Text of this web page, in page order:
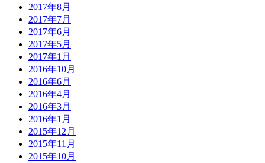
2017年8月
2017年7月
2017年6月
2017年5月
2017年1月
2016年10月
2016年6月
2016年4月
2016年3月
2016年1月
2015年12月
2015年11月
2015年10月